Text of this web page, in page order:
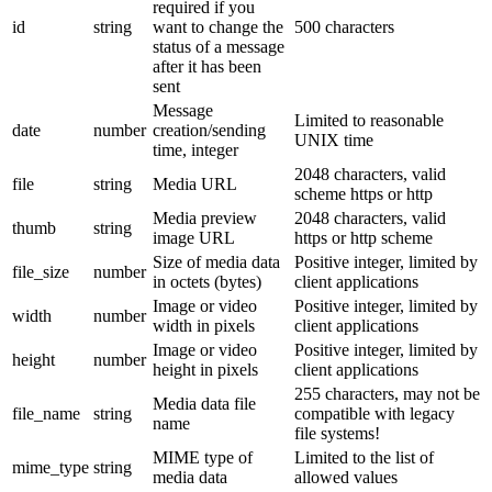
id string
required if you
want to change the
status of a message
after it has been
sent
500 characters
date number
Message
creation/sending
time, integer
Limited to reasonable
UNIX time
file string Media URL
2048 characters, valid
scheme https or http
thumb
string
Media preview
image URL
2048 characters, valid
https or http scheme
file_size
number
Size of media data
in octets (bytes)
Positive integer, limited by
client applications
width
number
Image or video
width in pixels
Positive integer, limited by
client applications
height
number
Image or video
height in pixels
Positive integer, limited by
client applications
file_name string
Media data file
name
255 characters, may not be
compatible with legacy
file systems!
mime_type string
MIME type of
media data
Limited to the list of
allowed values